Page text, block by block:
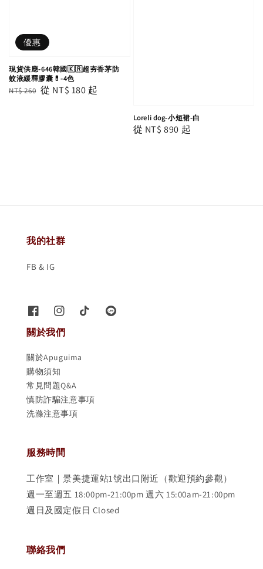
優惠
現貨供應-646韓國🇰🇷超夯香茅防
蚊液緩釋膠囊💊-4色
Regular
NT$ 260 Sale
從 NT$ 180 起
Loreli dog-小短裙-白
Regular
從 NT$ 890 起
我的社群
FB & IG
關於我們
關於Apuguima
購物須知
常見問題Q&A
慎防詐騙注意事項
洗滌注意事項
服務時間
工作室｜景美捷運站1號出口附近（歡迎預約參觀）
週一至週五 18:00pm-21:00pm 週六 15:00am-21:00pm
週日及國定假日 Closed
聯絡我們